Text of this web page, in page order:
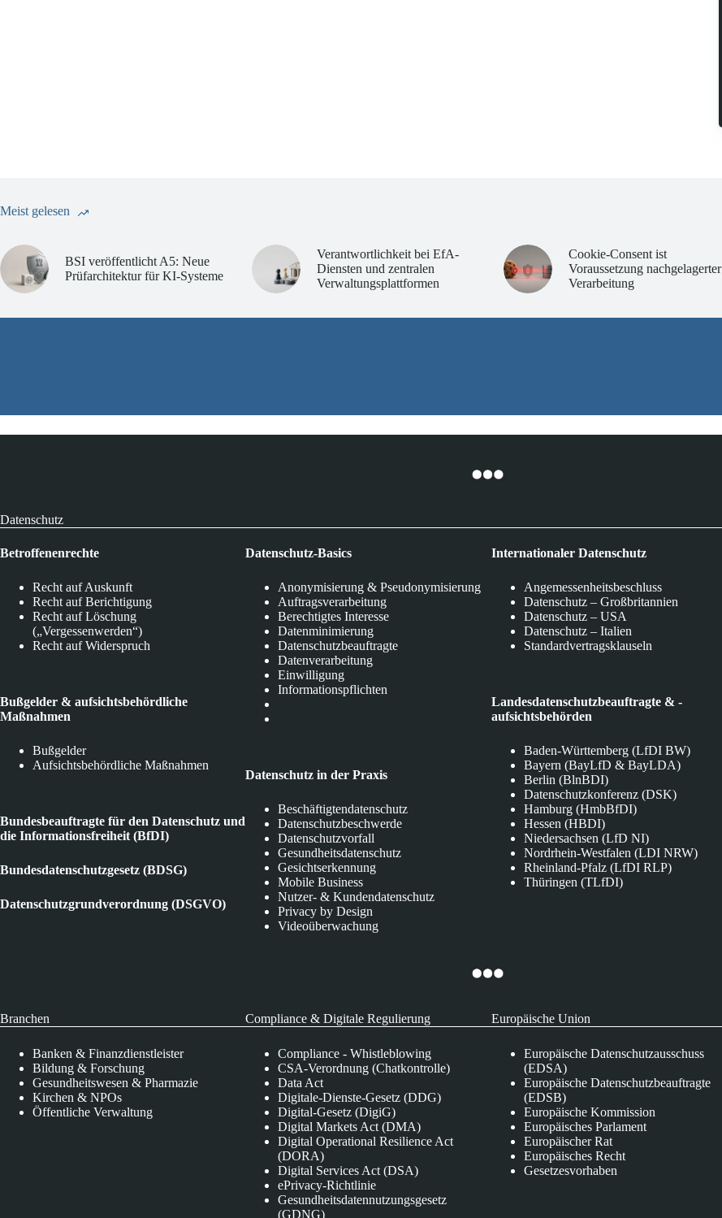
Meist gelesen
BSI veröffentlicht A5: Neue
Prüfarchitektur für KI-Systeme
Verantwortlichkeit bei EfA-
Diensten und zentralen
Verwaltungsplattformen
Cookie-Consent ist
Voraussetzung nachgelagerter
Verarbeitung
Datenschutz
Betroffenenrechte
Recht auf Auskunft
Recht auf Berichtigung
Recht auf Löschung
(„Vergessenwerden“)
Recht auf Widerspruch
Bußgelder & aufsichtsbehördliche
Maßnahmen
Bußgelder
Aufsichtsbehördliche Maßnahmen
Bundesbeauftragte für den Datenschutz und
die Informationsfreiheit (BfDI)
Bundesdatenschutzgesetz (BDSG)
Datenschutzgrundverordnung (DSGVO)
Datenschutz-Basics
Anonymisierung & Pseudonymisierung
Auftragsverarbeitung
Berechtigtes Interesse
Datenminimierung
Datenschutzbeauftragte
Datenverarbeitung
Einwilligung
Informationspflichten
Datenschutz in der Praxis
Beschäftigtendatenschutz
Datenschutzbeschwerde
Datenschutzvorfall
Gesundheitsdatenschutz
Gesichtserkennung
Mobile Business
Nutzer- & Kundendatenschutz
Privacy by Design
Videoüberwachung
Internationaler Datenschutz
Angemessenheitsbeschluss
Datenschutz – Großbritannien
Datenschutz – USA
Datenschutz – Italien
Standardvertragsklauseln
Landesdatenschutzbeauftragte & -
aufsichtsbehörden
Baden-Württemberg (LfDI BW)
Bayern (BayLfD & BayLDA)
Berlin (BlnBDI)
Datenschutzkonferenz (DSK)
Hamburg (HmbBfDI)
Hessen (HBDI)
Niedersachsen (LfD NI)
Nordrhein-Westfalen (LDI NRW)
Rheinland-Pfalz (LfDI RLP)
Thüringen (TLfDI)
Branchen
Banken & Finanzdienstleister
Bildung & Forschung
Gesundheitswesen & Pharmazie
Kirchen & NPOs
Öffentliche Verwaltung
Compliance & Digitale Regulierung
Compliance - Whistleblowing
CSA-Verordnung (Chatkontrolle)
Data Act
Digitale-Dienste-Gesetz (DDG)
Digital-Gesetz (DigiG)
Digital Markets Act (DMA)
Digital Operational Resilience Act
(DORA)
Digital Services Act (DSA)
ePrivacy-Richtlinie
Gesundheitsdatennutzungsgesetz
(GDNG)
Europäische Union
Europäische Datenschutzausschuss
(EDSA)
Europäische Datenschutzbeauftragte
(EDSB)
Europäische Kommission
Europäisches Parlament
Europäischer Rat
Europäisches Recht
Gesetzesvorhaben